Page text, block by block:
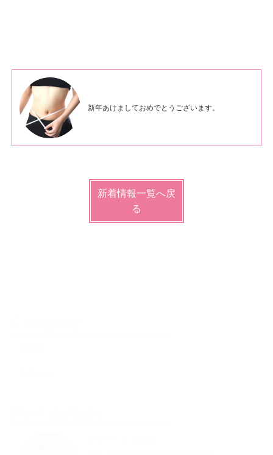
新年あけましておめでとうございます。
新着情報一覧へ戻
る